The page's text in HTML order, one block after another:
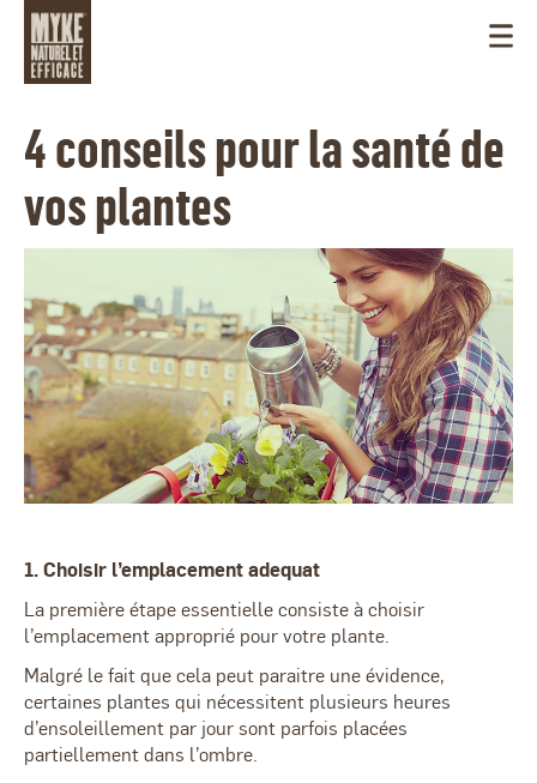
CANADA
4 conseils pour la santé de
vos plantes
1. Choisir l’emplacement adequat
La première étape essentielle consiste à choisir
l’emplacement approprié pour votre plante.
Malgré le fait que cela peut paraitre une évidence,
certaines plantes qui nécessitent plusieurs heures
d’ensoleillement par jour sont parfois placées
partiellement dans l’ombre.